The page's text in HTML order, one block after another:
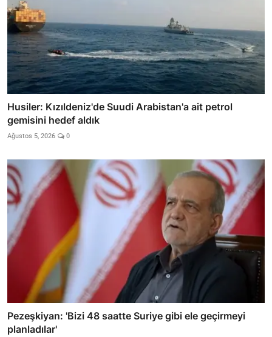
Husiler: Kızıldeniz'de Suudi Arabistan'a ait petrol
gemisini hedef aldık
Ağustos 5, 2026 0
Pezeşkiyan: 'Bizi 48 saatte Suriye gibi ele geçirmeyi
planladılar'